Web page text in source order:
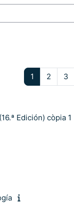
1 Página 1
2 Página
3
Edición) còpia 1